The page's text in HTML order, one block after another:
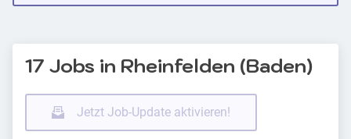
17 Jobs in Rheinfelden (Baden)
Jetzt Job-Update aktivieren!